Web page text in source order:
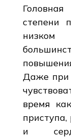
степени
Даже при
время
приступа,
и